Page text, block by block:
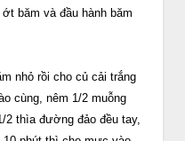
băm và đầu hành băm
nhỏ rồi cho củ cải trắng
cùng, nêm 1/2 muỗng
thìa đường đảo đều tay,